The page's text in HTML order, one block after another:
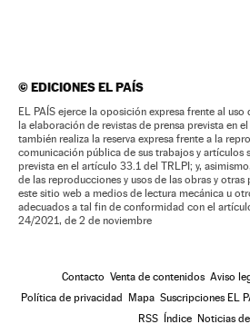
©EDICIONES EL PAÍS
EL PAÍS ejerce la oposición expresa frente al uso
la elaboración de revistas de prensa prevista en
también realiza la reserva expresa frente a la
comunicación pública de sus trabajos y artículos
prevista en el artículo 33.1 del TRLPI; y,
de las reproducciones y usos de las obras y otras
este sitio web a medios de lectura mecánica u
adecuados a tal fin de conformidad con el
24/2021, de 2 de noviembre
Contacto Venta de contenidos Aviso
Política de privacidad
Mapa Suscripciones EL
RSS
Índice Noticias